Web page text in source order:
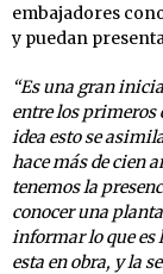
embajadores
y puedan
“Es una gran
entre los primeros
idea esto se
hace más de cien
tenemos la
conocer una
informar lo que es
esta en obra, y la